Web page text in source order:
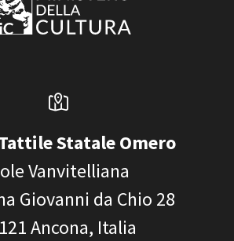
Statale Omero
Vanvitelliana
Giovanni da Chio 28
Ancona, Italia